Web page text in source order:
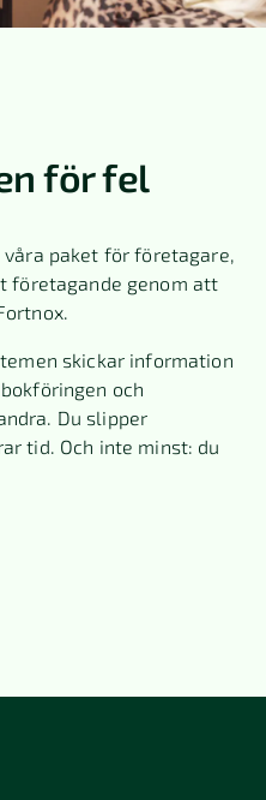
för fel
paket för företagare,
företagande genom att
skickar information
och
Du slipper
tid. Och inte minst: du